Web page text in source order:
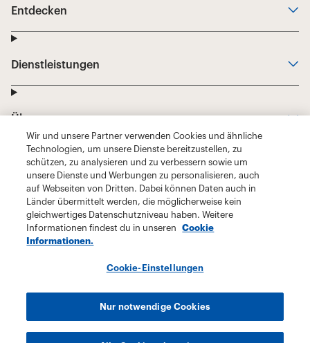
Wir und unsere Partner verwenden Cookies und ähnliche
Technologien, um unsere Dienste bereitzustellen, zu
schützen, zu analysieren und zu verbessern sowie um
unsere Dienste und Werbungen zu personalisieren, auch
auf Webseiten von Dritten. Dabei können Daten auch in
Länder übermittelt werden, die möglicherweise kein
gleichwertiges Datenschutzniveau haben. Weitere
Informationen findest du in unseren
Cookie
Informationen.
Cookie-Einstellungen
Nur notwendige Cookies